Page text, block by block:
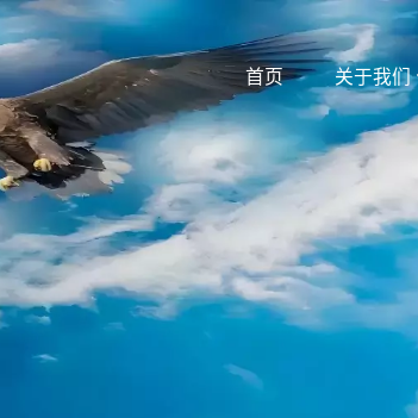
首页 关于我们